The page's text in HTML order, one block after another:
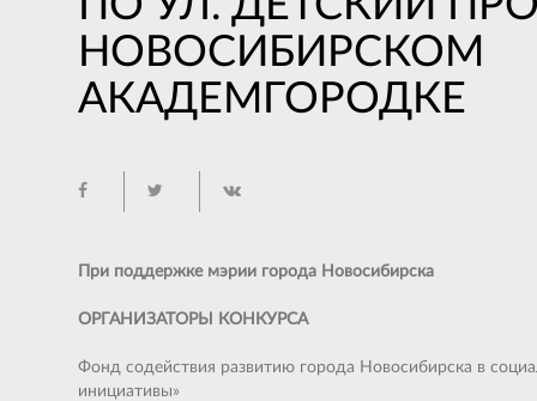
НОВОСИБИРСКОМ
АКАДЕМГОРОДКЕ
При поддержке мэрии города Новосибирска
ОРГАНИЗАТОРЫ КОНКУРСА
Фонд содействия развитию города Новосибирска в
инициативы»